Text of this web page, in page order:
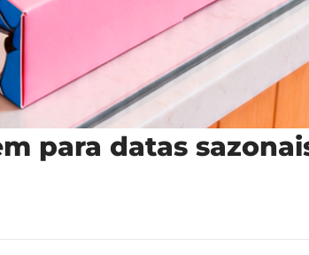
para datas